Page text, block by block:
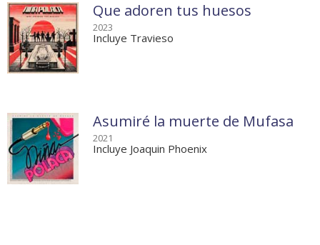
Que adoren tus huesos
2023
Incluye Travieso
Asumiré la muerte de Mufasa
2021
Incluye Joaquin Phoenix